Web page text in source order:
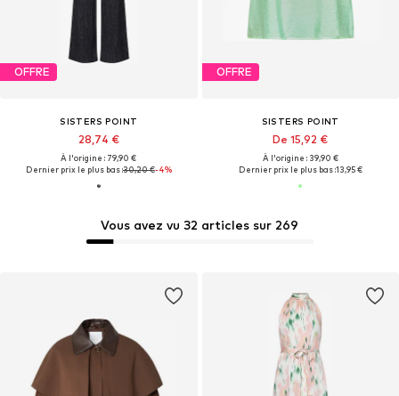
Vous avez vu 32 articles sur 269
OFFRE
SISTERS POINT
28,74 €
À l'origine : 79,90 €
Dernier prix le plus bas :30,20 €-4%
OFFRE
SISTERS POINT
De 15,92 €
À l'origine : 39,90 €
Dernier prix le plus bas :13,95 €